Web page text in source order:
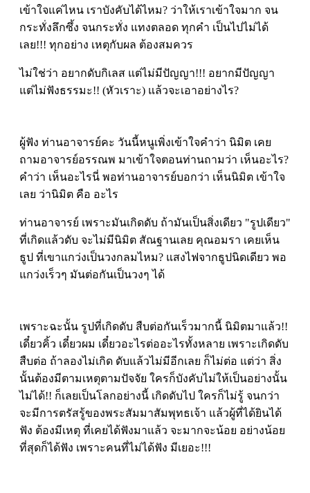
เข้าใจแค่ไหน เราบังคับได้ไหม? ว่าให้เราเข้าใจมาก จน
กระทั่งลึกซึ้ง จนกระทั่ง แทงตลอด ทุกคำ เป็นไปไม่ได้
เลย!!! ทุกอย่าง เหตุกับผล ต้องสมควร
ไม่ใช่ว่า อยากดับกิเลส แต่ไม่มีปัญญา!!! อยากมีปัญญา
แต่ไม่ฟังธรรมะ!! (หัวเราะ) แล้วจะเอาอย่างไร?
ผู้ฟัง ท่านอาจารย์คะ วันนี้หนูเพิ่งเข้าใจคำว่า นิมิต เคย
ถามอาจารย์อรรณพ มาเข้าใจตอนท่านถามว่า เห็นอะไร?
คำว่า เห็นอะไรนี่ พอท่านอาจารย์บอกว่า เห็นนิมิต เข้าใจ
เลย ว่านิมิต คือ อะไร
ท่านอาจารย์ เพราะมันเกิดดับ ถ้ามันเป็นสิ่งเดียว "รูปเดียว"
ที่เกิดแล้วดับ จะไม่มีนิมิต สัณฐานเลย คุณอมรา เคยเห็น
ธูป ที่เขาแกว่งเป็นวงกลมไหม? แสงไฟจากธูปนิดเดียว พอ
แกว่งเร็วๆ มันต่อกันเป็นวงๆ ได้
เพราะฉะนั้น รูปที่เกิดดับ สืบต่อกันเร็วมากนี้ นิมิตมาแล้ว!!
เดี๋ยวคิ้ว เดี๋ยวผม เดี๋ยวอะไรต่ออะไรทั้งหลาย เพราะเกิดดับ
สืบต่อ ถ้าลองไม่เกิด ดับแล้วไม่มีอีกเลย ก็ไม่ต่อ แต่ว่า สิ่ง
นั้นต้องมีตามเหตุตามปัจจัย ใครก็บังคับไม่ให้เป็นอย่างนั้น
ไม่ได้!! ก็เลยเป็นโลกอย่างนี้ เกิดดับไป ใครก็ไม่รู้ จนกว่า
จะมีการตรัสรู้ของพระสัมมาสัมพุทธเจ้า แล้วผู้ที่ได้ยินได้
ฟัง ต้องมีเหตุ ที่เคยได้ฟังมาแล้ว จะมากจะน้อย อย่างน้อย
ที่สุดก็ได้ฟัง เพราะคนที่ไม่ได้ฟัง มีเยอะ!!!